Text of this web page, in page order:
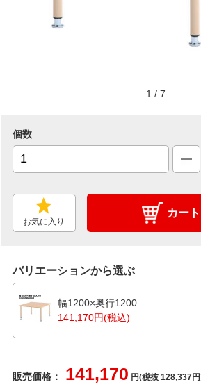
1 / 7
個数
お気に入り
カー
バリエーションから選ぶ
幅1200×奥行1200
141,170円(税込)
販売価格： 141,170 円(税抜 128,337